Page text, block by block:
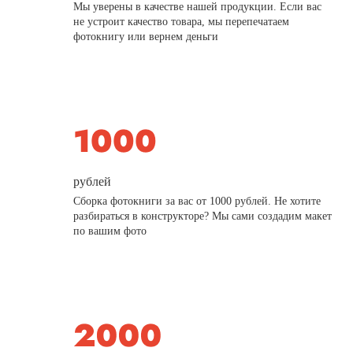
Мы уверены в качестве нашей продукции. Если вас
не устроит качество товара, мы перепечатаем
фотокнигу или вернем деньги
рублей
Сборка фотокниги за вас от 1000 рублей. Не хотите
разбираться в конструкторе? Мы сами создадим макет
по вашим фото